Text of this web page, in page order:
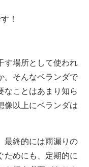
！
す場所として使われ
。そんなベランダで
なことはあまり知ら
像以上にベランダは
最終的には雨漏りの
ためにも、定期的に